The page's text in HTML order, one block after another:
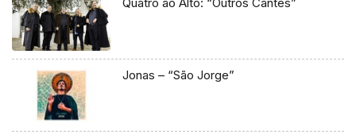
Jonas – “São Jorge”